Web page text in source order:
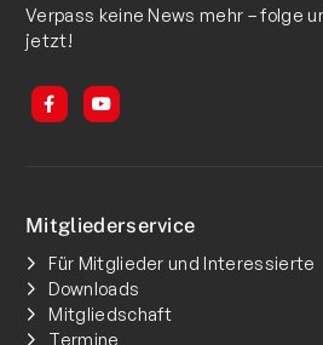
Verpass keine News mehr – folge
jetzt!
Mitgliederservice
Für Mitglieder und Interessierte
Downloads
Mitgliedschaft
Termine